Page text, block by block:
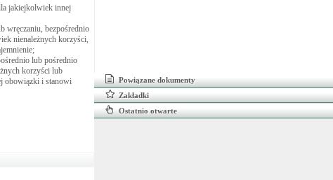
jakiejkolwiek innej
wręczaniu, bezpośrednio
nienależnych korzyści,
lub pośrednio
korzyści lub
obowiązki i stanowi
Powiązane dokumenty
Zakładki
Ostatnio otwarte